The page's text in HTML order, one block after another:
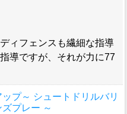
ィフェンスも繊細な指導
導ですが、それが力に77
プ～ シュートドリルバリ
プレー ～